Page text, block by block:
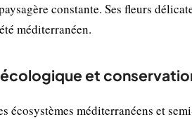
constante. Ses fleurs
méditerranéen.
écologique et
écosystèmes méditerranéens et